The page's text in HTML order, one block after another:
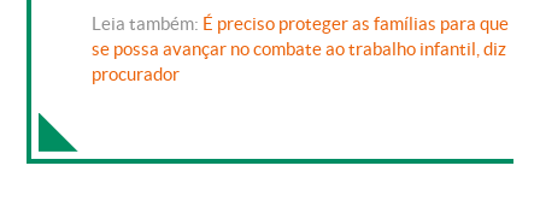
Leia também: É preciso proteger as famílias para que
se possa avançar no combate ao trabalho infantil, diz
procurador